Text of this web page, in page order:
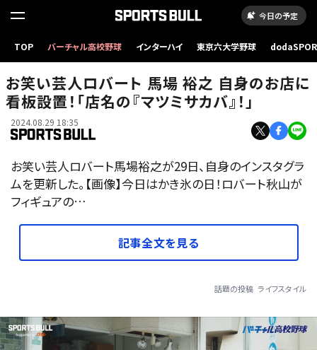
今日の予定
TOP バーチャル高校野球 インターハイ 東京六大学野球
お笑い芸人ロバート 馬場 裕之 自身のお店に
看板設置！「店名の『マツミサカバ』！」
2024.08.29 18:35
お笑い芸人ロバート馬場裕之が29日、自身のインスタグラ
ムを更新した。【画像】今日はかき氷の日！ロバート秋山が
フィギュアの…
記事全文を見る
話題の投稿 ライフスタイル